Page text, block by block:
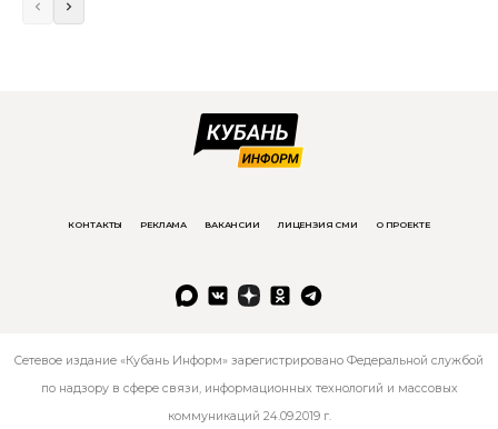
КОНТАКТЫ РЕКЛАМА ВАКАНСИИ ЛИЦЕНЗИЯ СМИ О ПРОЕКТЕ
Сетевое издание «Кубань Информ» зарегистрировано Федеральной службой
по надзору в сфере связи, информационных технологий и массовых
коммуникаций 24.09.2019 г.